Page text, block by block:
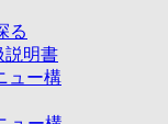
る
説明書
ュー構